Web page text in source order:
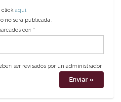
click aquí.
no será publicada.
con *
ser revisados por un administrador.